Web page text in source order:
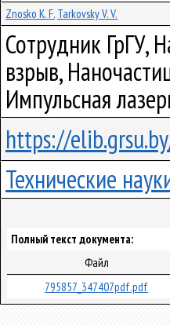
Znosko K. F. Tarkovsky V. V.
Сотрудник ГрГУ,
взрыв,
Импульсная
https://
Технические
Полный текст документа:
Файл
795857_347407pdf.pdf